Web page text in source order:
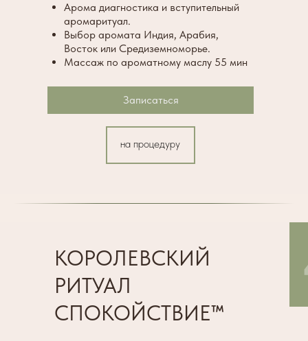
на процедуру
Арома диагностика и вступительный
аромаритуал.
Выбор аромата Индия, Арабия,
Восток или Средиземноморье.
Массаж по ароматному маслу 55 мин
Записаться
КОРОЛЕВСКИЙ
РИТУАЛ
СПОКОЙСТВИЕ™